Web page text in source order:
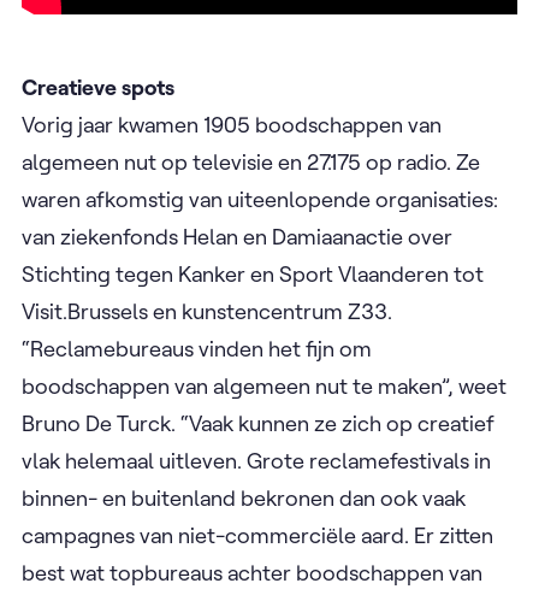
Creatieve spots
Vorig jaar kwamen 1905 boodschappen van
algemeen nut op televisie en 27.175 op radio. Ze
waren afkomstig van uiteenlopende organisaties:
van ziekenfonds Helan en Damiaanactie over
Stichting tegen Kanker en Sport Vlaanderen tot
Visit.Brussels en kunstencentrum Z33.
“Reclamebureaus vinden het fijn om
boodschappen van algemeen nut te maken”, weet
Bruno De Turck. “Vaak kunnen ze zich op creatief
vlak helemaal uitleven. Grote reclamefestivals in
binnen- en buitenland bekronen dan ook vaak
campagnes van niet-commerciële aard. Er zitten
best wat topbureaus achter boodschappen van